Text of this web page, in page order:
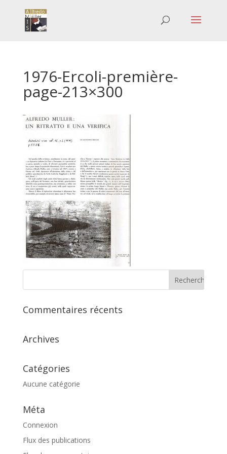
1976-Ercoli-première-
page-213×300
Commentaires récents
Archives
Catégories
Aucune catégorie
Méta
Connexion
Flux des publications